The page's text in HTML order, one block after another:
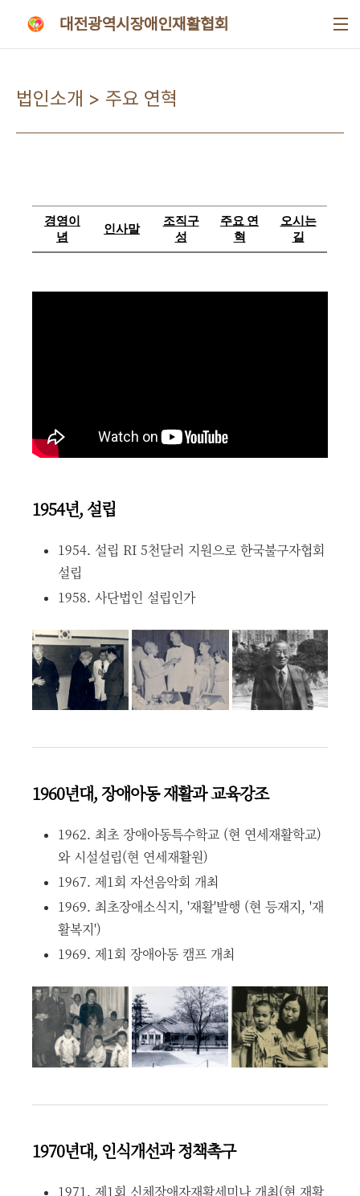
대전광역시장애인재활협회
법인소개 > 주요 연혁
경영이
념
인사말
조직구
성
주요 연
혁
오시는
길
1954년, 설립
1954. 설립 RI 5천달러 지원으로 한국불구자협회
설립
1958. 사단법인 설립인가
1960년대, 장애아동 재활과 교육강조
1962. 최초 장애아동특수학교 (현 연세재활학교)
와 시설설립(현 연세재활원)
1967. 제1회 자선음악회 개최
1969. 최초장애소식지, '재활'발행 (현 등재지, '재
활복지')
1969. 제1회 장애아동 캠프 개최
1970년대, 인식개선과 정책촉구
1971. 제1회 신체장애자재활세미나 개최(현 재활